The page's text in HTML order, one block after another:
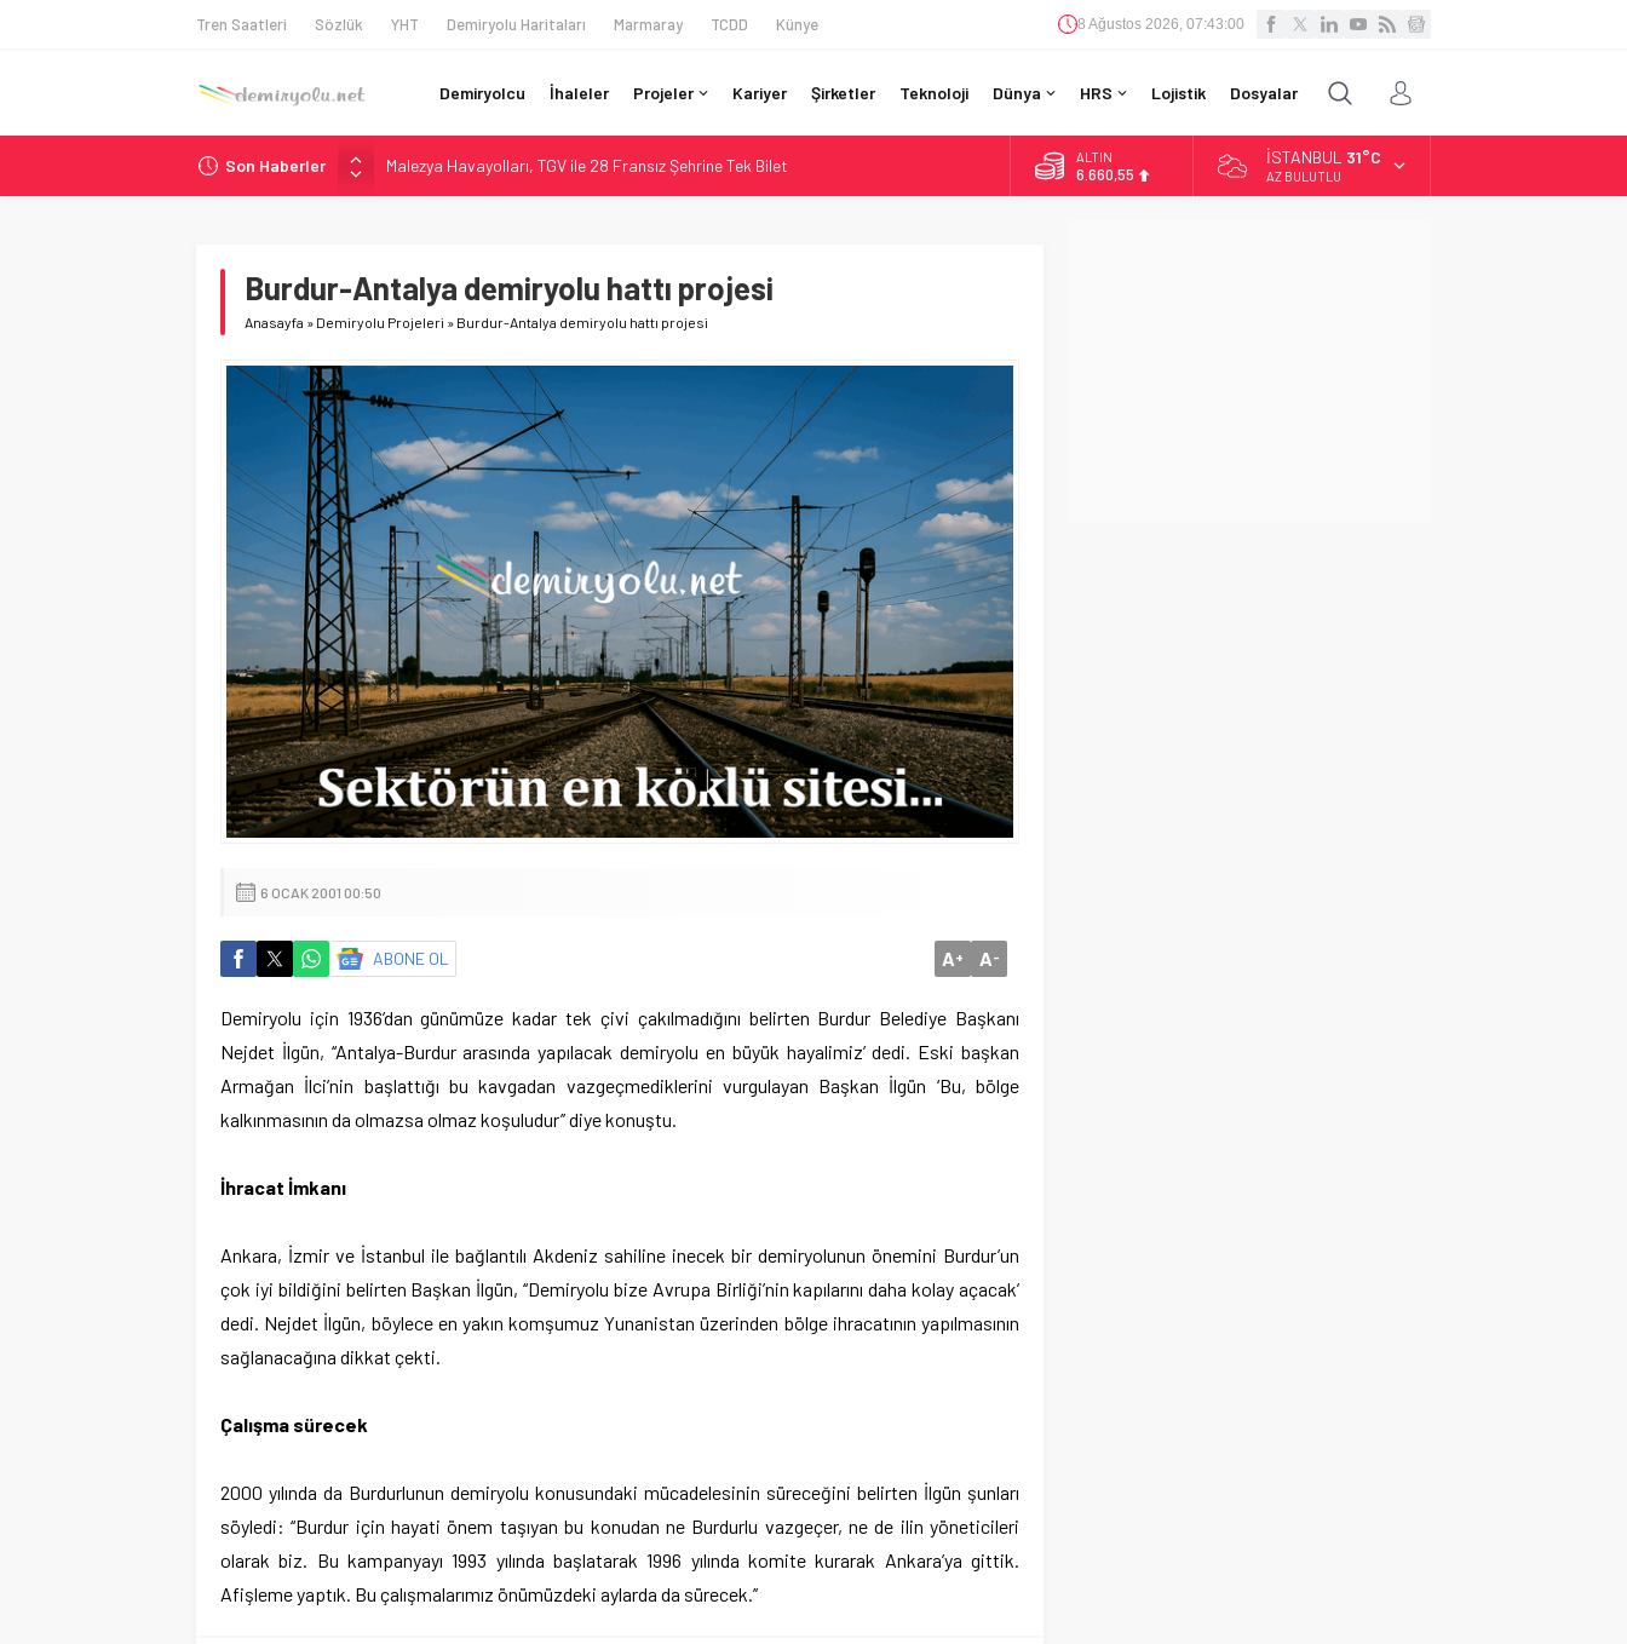
Tren Saatleri Sözlük YHT Demiryolu Haritaları Marmaray TCDD Künye 8 Ağustos 2026, 07:43:01
Demiryolcu İhaleler Projeler Kariyer Şirketler Teknoloji Dünya HRS Lojistik Dosyalar
Son Haberler
Malezya Havayolları, TGV ile 28 Fransız Şehrine Tek Bilet
ÖBB ve RFI’dan Brenner’da 15 Günlük Bakım: Tren Seferleri Duruyor
Madrid Atocha’da 56 Milyon Euro’luk Yenileme: Sol Tüneli %33 Kapasite Artışı
İngiltere Demiryolunda Tarihi Entegrasyon: GBR Anglia Resmen Başladı
ALTIN
6.660,55
İSTANBUL 31°C
AZ BULUTLU
Burdur-Antalya demiryolu hattı projesi
Anasayfa » Demiryolu Projeleri » Burdur-Antalya demiryolu hattı projesi
6 OCAK 2001 00:50
ABONE OL A+ A-
Demiryolu için 1936’dan günümüze kadar tek çivi çakılmadığını belirten Burdur Belediye Başkanı
Nejdet İlgün, ‘‘Antalya-Burdur arasında yapılacak demiryolu en büyük hayalimiz’ dedi. Eski başkan
Armağan İlci’nin başlattığı bu kavgadan vazgeçmediklerini vurgulayan Başkan İlgün ‘Bu, bölge
kalkınmasının da olmazsa olmaz koşuludur’’ diye konuştu.
İhracat İmkanı
Ankara, İzmir ve İstanbul ile bağlantılı Akdeniz sahiline inecek bir demiryolunun önemini Burdur’un
çok iyi bildiğini belirten Başkan İlgün, ‘‘Demiryolu bize Avrupa Birliği’nin kapılarını daha kolay açacak’
dedi. Nejdet İlgün, böylece en yakın komşumuz Yunanistan üzerinden bölge ihracatının yapılmasının
sağlanacağına dikkat çekti.
Çalışma sürecek
2000 yılında da Burdurlunun demiryolu konusundaki mücadelesinin süreceğini belirten İlgün şunları
söyledi: ‘‘Burdur için hayati önem taşıyan bu konudan ne Burdurlu vazgeçer, ne de ilin yöneticileri
olarak biz. Bu kampanyayı 1993 yılında başlatarak 1996 yılında komite kurarak Ankara’ya gittik.
Afişleme yaptık. Bu çalışmalarımız önümüzdeki aylarda da sürecek.’’